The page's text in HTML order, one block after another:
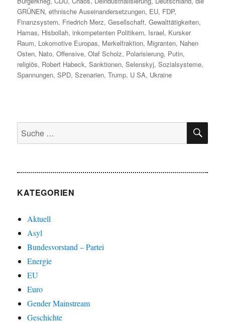
GRÜNEN,ethnische Auseinandersetzungen, EU, FDP,
Finanzsystem, Friedrich Merz,Gesellschaft,Gewalttätigkeiten,
Hamas, Hisbollah,inkompetenten Politikern, Israel, Kursker
Raum, Lokomotive Europas, Merkelfraktion, Migranten, Nahen
Osten, Nato,Offensive,Olaf Scholz, Polarisierung, Putin,
religiös, Robert Habeck,Sanktionen,Selenskyj,Sozialsysteme,
Spannungen,SPD,Szenarien,Trump, U SA, Ukraine
Suche
nach:
KATEGORIEN
Aktuell
Asyl
Bundesvorstand – Partei
Energie
EU
Euro
Gender Mainstream
Geschichte